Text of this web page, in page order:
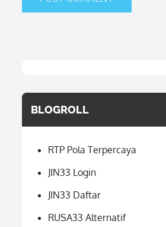
BLOGROLL
RTP Pola Terpercaya
JIN33 Login
JIN33 Daftar
RUSA33 Alternatif